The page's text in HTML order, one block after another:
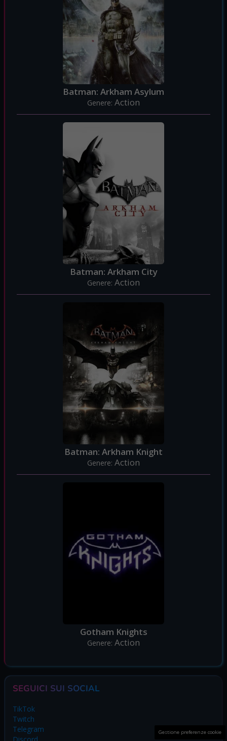
Batman: Arkham Asylum
Genere: Action
Batman: Arkham City
Genere: Action
Batman: Arkham Knight
Genere: Action
Gotham Knights
Genere: Action
SEGUICI SUI SOCIAL
TikTok
Twitch
Telegram
Gestione preferenze cookie